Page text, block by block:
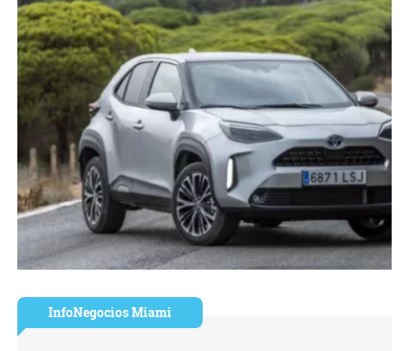
InfoNegocios Miami